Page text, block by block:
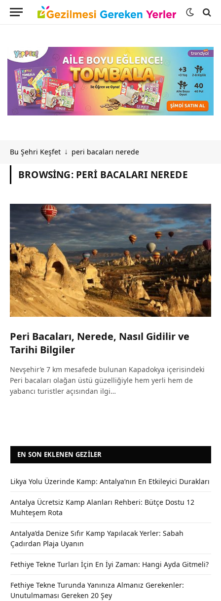
Bu Şehri Keşfet ↓ peri bacaları nerede
BROWSING: PERI BACALARI NEREDE
Peri Bacaları, Nerede, Nasıl Gidilir ve
Tarihi Bilgiler
Nevşehir’e 7 km mesafede bulunan Kapadokya içerisindeki
Peri bacaları olağan üstü güzelliğiyle hem yerli hem de
yabancı turistler açısından ilgi…
EN SON EKLENEN GEZILER
Likya Yolu Üzerinde Kamp: Antalya’nın En Etkileyici Durakları
Antalya Ücretsiz Kamp Alanları Rehberi: Bütçe Dostu 12
Muhteşem Rota
Antalya’da Denize Sıfır Kamp Yapılacak Yerler: Sabah
Çadırdan Plaja Uyanın
Fethiye Tekne Turları İçin En İyi Zaman: Hangi Ayda Gitmeli?
Fethiye Tekne Turunda Yanınıza Almanız Gerekenler:
Unutulmaması Gereken 20 Şey